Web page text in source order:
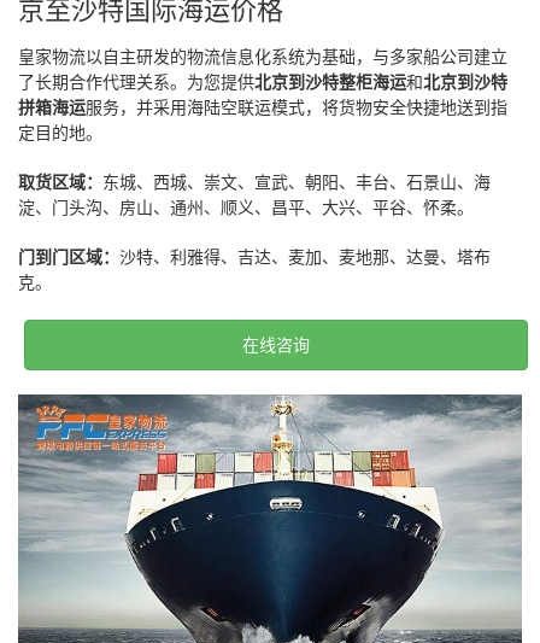
京至沙特国际海运价格
皇家物流以自主研发的物流信息化系统为基础，与多家船公司建立
了长期合作代理关系。为您提供北京到沙特整柜海运和北京到沙特
拼箱海运服务，并采用海陆空联运模式，将货物安全快捷地送到指
定目的地。
取货区域： 东城、西城、崇文、宣武、朝阳、丰台、石景山、海
淀、门头沟、房山、通州、顺义、昌平、大兴、平谷、怀柔。
门到门区域： 沙特、利雅得、吉达、麦加、麦地那、达曼、塔布
克。
在线咨询